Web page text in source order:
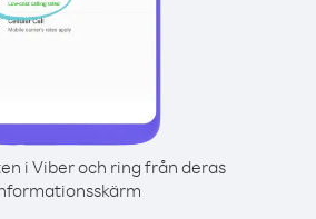
i Viber och ring från deras